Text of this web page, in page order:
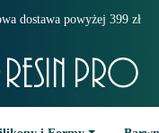
dostawa powyżej 399 zł